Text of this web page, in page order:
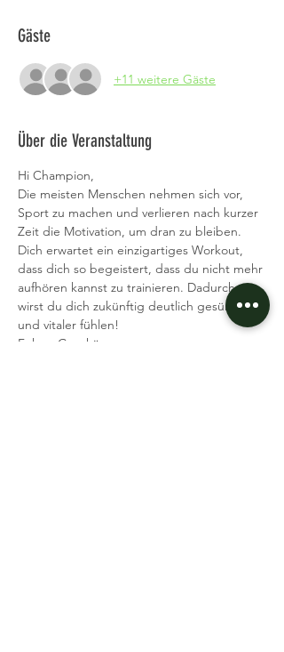
Gäste
+11 weitere Gäste
Über die Veranstaltung
Hi Champion,
Die meisten Menschen nehmen sich vor,
Sport zu machen und verlieren nach kurzer
Zeit die Motivation, um dran zu bleiben.
Dich erwartet ein einzigartiges Workout,
dass dich so begeistert, dass du nicht mehr
aufhören kannst zu trainieren. Dadurch
wirst du dich zukünftig deutlich gesünder
und vitaler fühlen!
Fokus: Ganzkörper